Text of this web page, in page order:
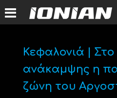
Κεφαλονιά | Στο
ανάκαμψης η
ζώνη του